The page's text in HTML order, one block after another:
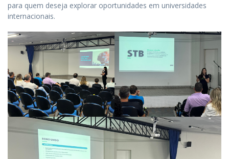
para quem deseja explorar oportunidades em universidades
internacionais.